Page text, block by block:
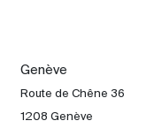
Genève
Route de Chêne 36
1208 Genève